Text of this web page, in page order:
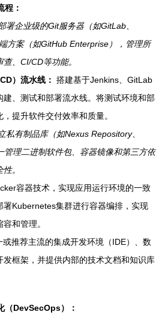
程：
署企业级的Git服务器（如GitLab、
方案（如GitHub Enterprise），管理所
、CI/CD等功能。
）流水线： 搭建基于Jenkins、GitLab
、测试和部署流水线。将测试环境和部
提升软件交付效率和质量。
私有制品库（如Nexus Repository、
管理二进制软件包、容器镜像和第三方依
。
容器技术，实现应用运行环境的一致
署Kubernetes集群进行容器编排，实现
和管理。
或推荐主流的集成开发环境（IDE）、数
框架，并提供内部的技术文档和知识库
（DevSecOps）：